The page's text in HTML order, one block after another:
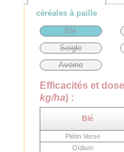
céréales à paille
Blé
Seigle
Avoine
Efficacités et
kg/ha) :
Blé
Piétin Verse
Oïdium